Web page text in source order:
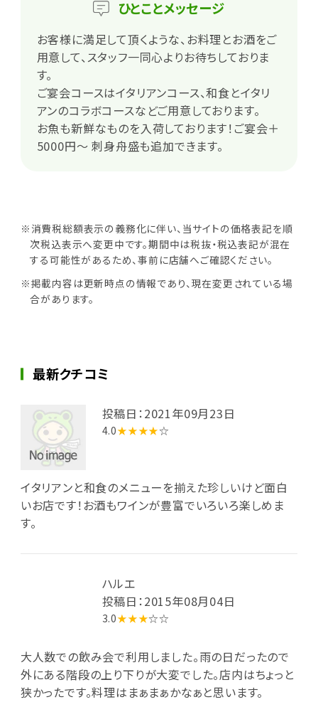
ひとことメッセージ
お客様に満足して頂くような、お料理とお酒をご
用意して、スタッフ一同心よりお待ちしておりま
す。
ご宴会コースはイタリアンコース、和食とイタリ
アンのコラボコースなどご用意しております。
お魚も新鮮なものを入荷しております！ご宴会＋
5000円～ 刺身舟盛も追加できます。
※消費税総額表示の義務化に伴い、当サイトの価格表記を順
次税込表示へ変更中です。期間中は税抜・税込表記が混在
する可能性があるため、事前に店舗へご確認ください。
※掲載内容は更新時点の情報であり、現在変更されている場
合があります。
最新クチコミ
投稿日：2021年09月23日
4.0★★★★☆
イタリアンと和食のメニューを揃えた珍しいけど面白
いお店です！お酒もワインが豊富でいろいろ楽しめま
す。
ハルエ
投稿日：2015年08月04日
3.0★★★☆☆
大人数での飲み会で利用しました。雨の日だったので
外にある階段の上り下りが大変でした。店内はちょっと
狭かったです。料理はまぁまぁかなぁと思います。